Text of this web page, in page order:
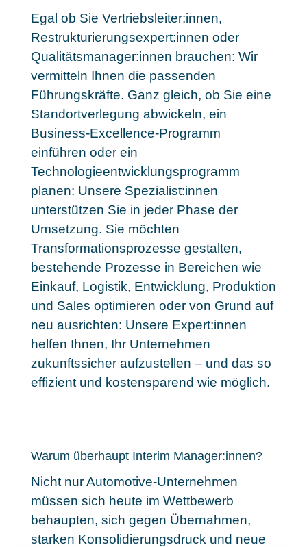
Egal ob Sie Vertriebsleiter:innen,
Restrukturierungsexpert:innen oder
Qualitätsmanager:innen brauchen: Wir
vermitteln Ihnen die passenden
Führungskräfte. Ganz gleich, ob Sie eine
Standortverlegung abwickeln, ein
Business-Excellence-Programm
einführen oder ein
Technologieentwicklungsprogramm
planen: Unsere Spezialist:innen
unterstützen Sie in jeder Phase der
Umsetzung. Sie möchten
Transformationsprozesse gestalten,
bestehende Prozesse in Bereichen wie
Einkauf, Logistik, Entwicklung, Produktion
und Sales optimieren oder von Grund auf
neu ausrichten: Unsere Expert:innen
helfen Ihnen, Ihr Unternehmen
zukunftssicher aufzustellen – und das so
effizient und kostensparend wie möglich.
Warum überhaupt Interim Manager:innen?
Nicht nur Automotive-Unternehmen
müssen sich heute im Wettbewerb
behaupten, sich gegen Übernahmen,
starken Konsolidierungsdruck und neue